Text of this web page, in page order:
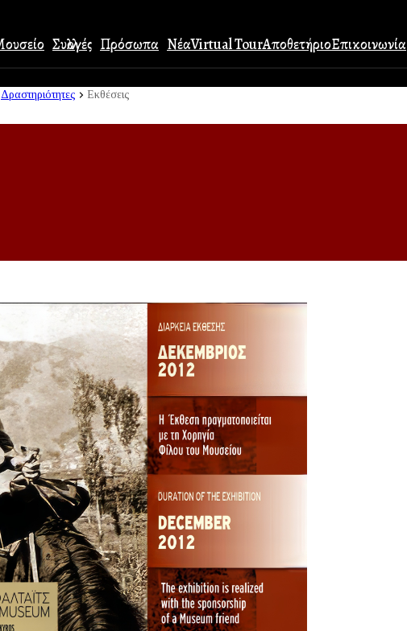
Συλλογές Πρόσωπα ΝέαVirtual TourΑποθετήριοΕπικοινωνία
Δραστηριότητες Εκθέσεις